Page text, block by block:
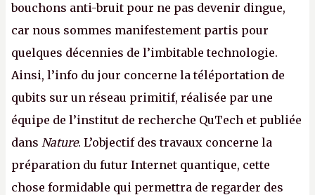
bouchons anti-bruit pour ne pas devenir dingue,
car nous sommes manifestement partis pour
quelques décennies de l’imbitable technologie.
Ainsi, l’info du jour concerne la téléportation de
qubits sur un réseau primitif, réalisée par une
équipe de l’institut de recherche QuTech et publiée
dans Nature. L’objectif des travaux concerne la
préparation du futur Internet quantique, cette
chose formidable qui permettra de regarder des